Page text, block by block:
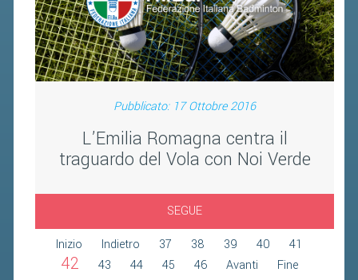
Pubblicato: 17 Ottobre 2016
L’Emilia Romagna centra il
traguardo del Vola con Noi Verde
SEGUE
Inizio
Indietro 37 38 39 40 41
42 43 44 45 46 Avanti Fine
FIBA PICKLEBALL TOUR
CLASSIFICHE PICKLEBALL
BANDI PUBBLICI
VOLA CON NOI 2026
RIVISTA BADMANIA
2023